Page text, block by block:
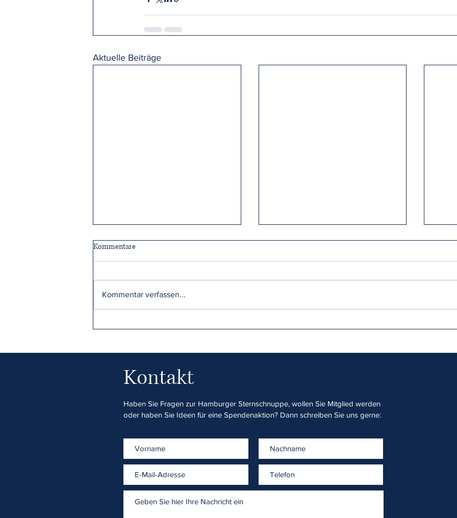
Aktuelle Beiträge
Kommentare
Kommentar verfassen...
Kontakt
Haben Sie Fragen zur Hamburger Sternschnuppe, wollen Sie Mitglied werden
oder haben Sie Ideen für eine Spendenaktion? Dann schreiben Sie uns gerne: